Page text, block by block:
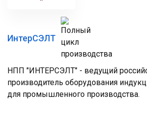
ИнтерСЭЛТ
НПП "ИНТЕРСЭЛТ" - ведущий
производитель оборудования
для промышленного производства.